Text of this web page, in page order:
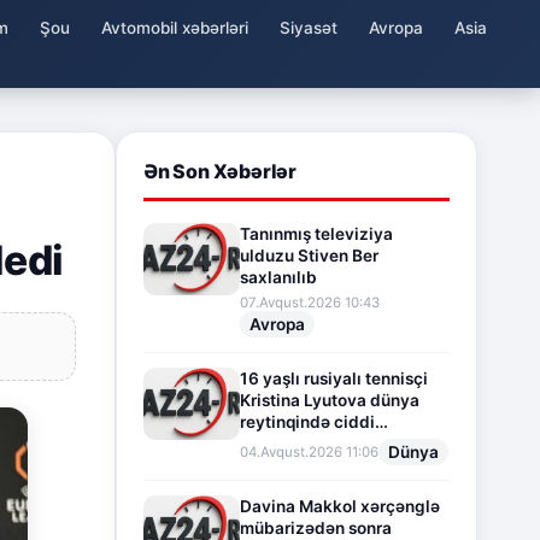
Şou Avtomobil xəbərləri Siyasət Avropa Asia
Ən Son Xəbərlər
Tanınmış televiziya
ulduzu Stiven Ber
saxlanılıb
07.Avqust.2026 10:43
Avropa
16 yaşlı rusiyalı tennisçi
Kristina Lyutova dünya
reytinqində ciddi
irəliləyişə imza atdı
04.Avqust.2026 11:06 Dünya
Davina Makkol xərçənglə
mübarizədən sonra